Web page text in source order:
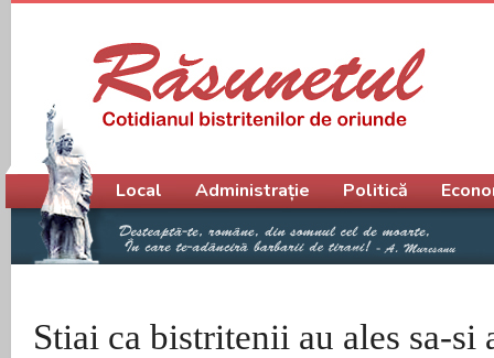
Stiai ca bistritenii au ales sa-si
Meniu principal
Local Administrație Politică